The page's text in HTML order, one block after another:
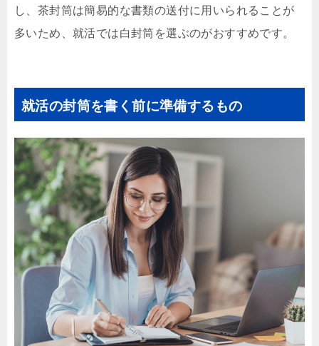
し、茶封筒は簡易的な書類の送付に用いられることが
多いため、就活では白封筒を選ぶのがおすすめです。
就活の封筒を書く前に準備するもの